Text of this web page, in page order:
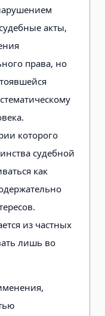
акты,
права, но
которого
судебной
как
из частных
лишь во